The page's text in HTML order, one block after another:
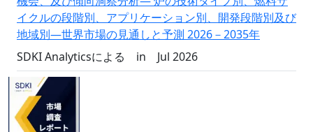
イクルの段階別、アプリケーション別、開発段階別及び
地域別―世界市場の見通しと予測 2026－2035年
SDKI Analyticsによる
in Jul 2026